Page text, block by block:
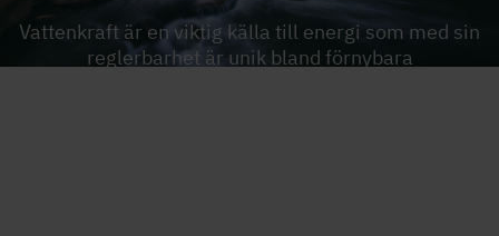
Vattenkraft är en viktig källa till energi som med sin
reglerbarhet är unik bland förnybara